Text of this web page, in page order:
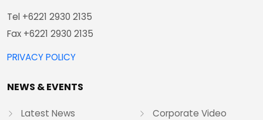
Tel +6221 2930 2135
Fax +6221 2930 2135
PRIVACY POLICY
NEWS & EVENTS
Latest News
Corporate Video